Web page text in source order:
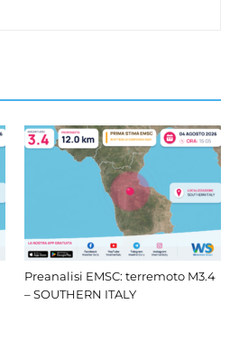
Preanalisi EMSC: terremoto M3.4
– SOUTHERN ITALY